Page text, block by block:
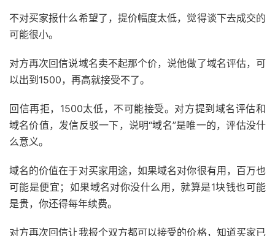
不对买家报什么希望了，提价幅度太低，觉得谈下去成交的
可能很小。
对方再次回信说域名卖不起那个价，说他做了域名评估，可
以出到1500，再高就接受不了。
回信再拒，1500太低，不可能接受。对方提到域名评估和
域名价值，发信反驳一下，说明“域名”是唯一的，评估没什
么意义。
域名的价值在于对买家用途，如果域名对你很有用，百万也
可能是便宜；如果域名对你没什么用，就算是1块钱也可能
是贵，你还得每年续费。
对方再次回信让我报个双方都可以接受的价格，知道买家已